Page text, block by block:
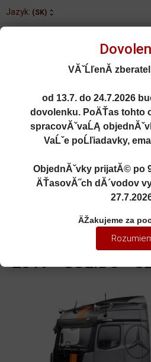
Jazyk: (SK)
Rozšírené
Porovnané (0)
1:24 MERCEDES-
L GRAND PRIX
2019 - SOLIDO -
VĂˇĹľenĂ­
od 13.7. do 24.7.2026
dovolenku. PoÄŤas tohto
spracovĂˇvaĹĄ
VaĹˇe poĹľiadavky,
ObjednĂˇvky prijatĂ© po
ÄŤasovĂ˝ch dĂ´vodov
ÄŽakujeme za